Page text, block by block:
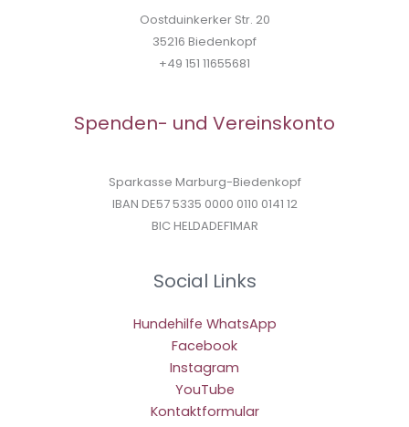
Oostduinkerker Str. 20
35216 Biedenkopf
+49 151 11655681
Spenden- und Vereinskonto
Sparkasse Marburg-Biedenkopf
IBAN DE57 5335 0000 0110 0141 12
BIC HELDADEF1MAR
Social Links
Hundehilfe WhatsApp
Facebook
Instagram
YouTube
Kontaktformular